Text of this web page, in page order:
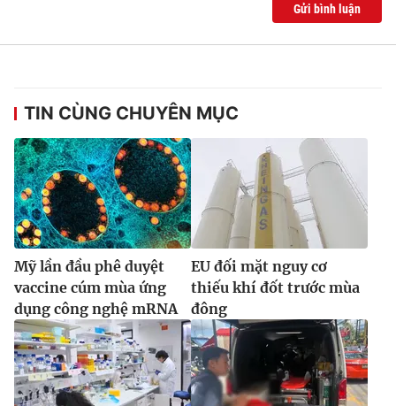
Gửi bình luận
TIN CÙNG CHUYÊN MỤC
Mỹ lần đầu phê duyệt
vaccine cúm mùa ứng
dụng công nghệ mRNA
EU đối mặt nguy cơ
thiếu khí đốt trước mùa
đông